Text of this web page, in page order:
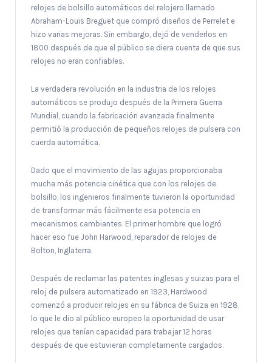
relojes de bolsillo automáticos del relojero llamado
Abraham-Louis Breguet que compró diseños de Perrelet e
hizo varias mejoras. Sin embargo, dejó de venderlos en
1800 después de que el público se diera cuenta de que sus
relojes no eran confiables.
La verdadera revolución en la industria de los relojes
automáticos se produjo después de la Primera Guerra
Mundial, cuando la fabricación avanzada finalmente
permitió la producción de pequeños relojes de pulsera con
cuerda automática.
Dado que el movimiento de las agujas proporcionaba
mucha más potencia cinética que con los relojes de
bolsillo, los ingenieros finalmente tuvieron la oportunidad
de transformar más fácilmente esa potencia en
mecanismos cambiantes. El primer hombre que logró
hacer eso fue John Harwood, reparador de relojes de
Bolton, Inglaterra.
Después de reclamar las patentes inglesas y suizas para el
reloj de pulsera automatizado en 1923, Hardwood
comenzó a producir relojes en su fábrica de Suiza en 1928,
lo que le dio al público europeo la oportunidad de usar
relojes que tenían capacidad para trabajar 12 horas
después de que estuvieran completamente cargados.